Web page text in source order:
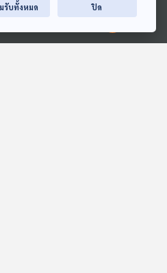
ณะแห่งประเทศไทย
รับทั้งหมด ปิด